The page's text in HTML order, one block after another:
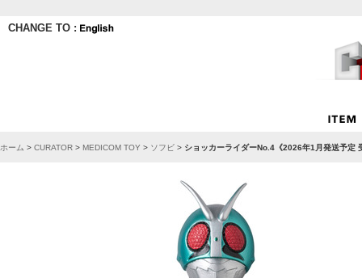
CHANGE TO :
ホーム > CURATOR > MEDICOM TOY > ソフビ > ショッカーライダーNo.4《2026年1月発送予定